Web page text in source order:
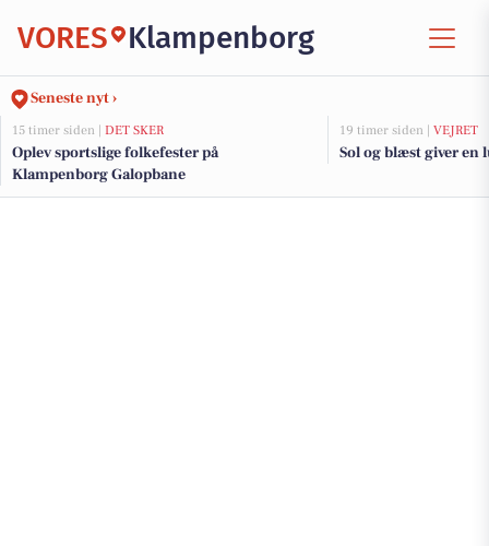
VORES Klampenborg
Seneste nyt ›
15 timer siden | DET SKER
Oplev sportslige folkefester på
Klampenborg Galopbane
19 timer siden | VEJRET
Sol og blæst giver en